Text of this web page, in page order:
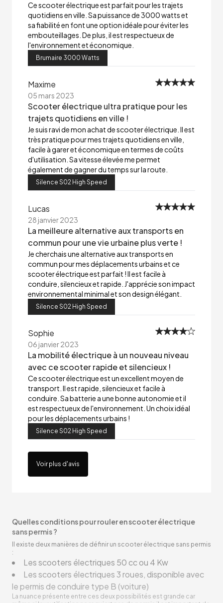
Ce scooter électrique est parfait pour les trajets
quotidiens en ville. Sa puissance de 3000 watts et
sa fiabilité en font une option idéale pour éviter les
embouteillages. De plus, il est respectueux de
l'environnement et économique.
Brumaire 3000 Watts
Maxime
05 mars 2023
Scooter électrique ultra pratique pour les
trajets quotidiens en ville !
Je suis ravi de mon achat de scooter électrique. Il est
très pratique pour mes trajets quotidiens en ville,
facile à garer et économique en termes de coûts
d'utilisation. Sa vitesse élevée me permet
également de gagner du temps sur la route.
Silence S02 High Speed
Lucas
28 janvier 2023
La meilleure alternative aux transports en
commun pour une vie urbaine plus verte !
Je cherchais une alternative aux transports en
commun pour mes déplacements urbains et ce
scooter électrique est parfait ! Il est facile à
conduire, silencieux et rapide. J'apprécie son impact
environnemental minimal et son design élégant.
Silence S02 High Speed
Sophie
06 janvier 2023
La mobilité électrique à un nouveau niveau
avec ce scooter rapide et silencieux !
Ce scooter électrique est un excellent moyen de
transport. Il est rapide, silencieux et facile à
conduire. Sa batterie a une bonne autonomie et il
est respectueux de l'environnement. Un choix idéal
pour les déplacements urbains !
Silence S02 High Speed
Voir plus d'avis
Quelles conditions pour rouler en scooter électrique
sans permis ?
Il existe deux manières de définir un scooter électrique sans permis
:
Les scooters électriques 50 cc ou 4 Kw
Les scooters électriques 3 roues, disponible avec
le permis de conduire type B (voiture)
La nuance présente entre ces deux possibilités est grande car